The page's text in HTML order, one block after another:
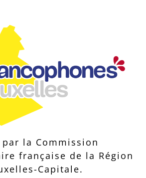
par la Commission
française de la Région
Capitale.